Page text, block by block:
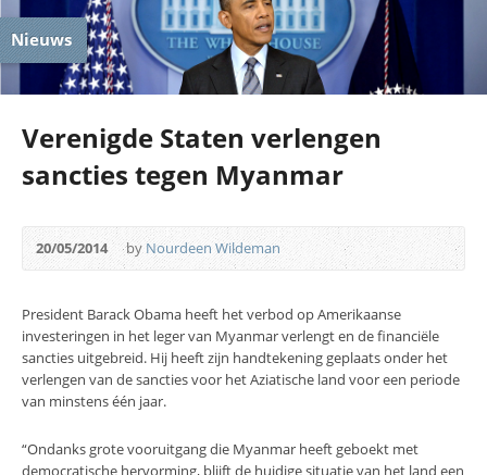
Nieuws
Verenigde Staten verlengen
sancties tegen Myanmar
20/05/2014 byNourdeen Wildeman
President Barack Obama heeft het verbod op Amerikaanse
investeringen in het leger van Myanmar verlengt en de financiële
sancties uitgebreid. Hij heeft zijn handtekening geplaats onder het
verlengen van de sancties voor het Aziatische land voor een periode
van minstens één jaar.
“Ondanks grote vooruitgang die Myanmar heeft geboekt met
democratische hervorming, blijft de huidige situatie van het land een